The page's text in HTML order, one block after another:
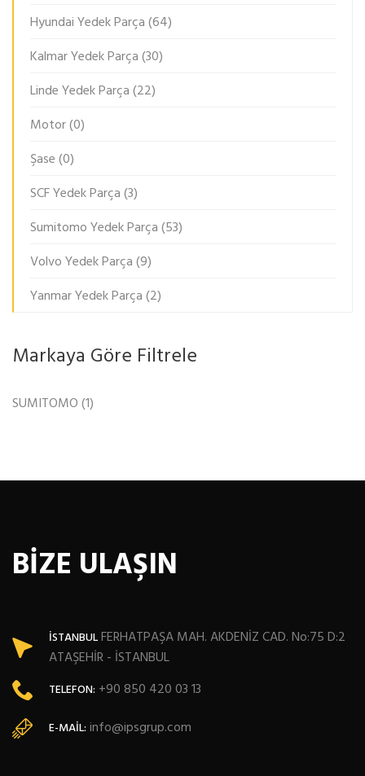
Hyundai Yedek Parça(64)
Kalmar Yedek Parça(30)
Linde Yedek Parça(22)
Motor(0)
Şase(0)
SCF Yedek Parça(3)
Sumitomo Yedek Parça(53)
Volvo Yedek Parça(9)
Yanmar Yedek Parça(2)
Markaya Göre Filtrele
SUMITOMO(1)
BİZE ULAŞIN
İSTANBULFERHATPAŞA MAH. AKDENİZ CAD. No:75 D:2
ATAŞEHİR - İSTANBUL
TELEFON: +90 850 420 03 13
E-MAIL: info@ipsgrup.com